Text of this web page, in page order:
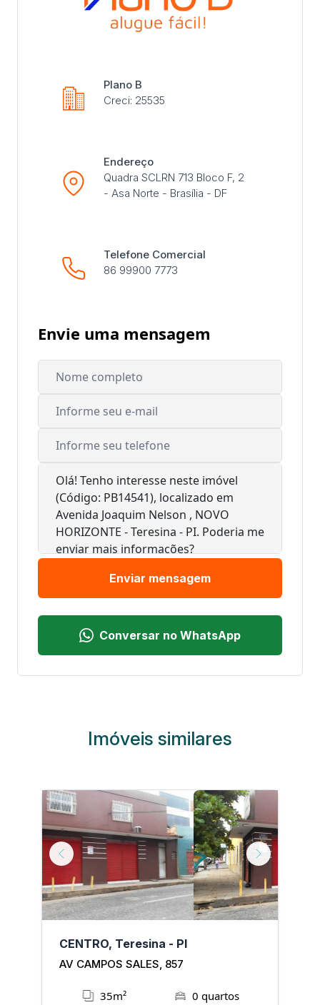
Plano B
Creci: 25535
Endereço
Quadra SCLRN 713 Bloco F, 2
- Asa Norte - Brasília - DF
Telefone Comercial
86 99900 7773
Envie uma mensagem
Enviar mensagem
Conversar no WhatsApp
Imóveis similares
Previous Next
CENTRO, Teresina - PI
AV CAMPOS SALES, 857
35m²
0 quartos